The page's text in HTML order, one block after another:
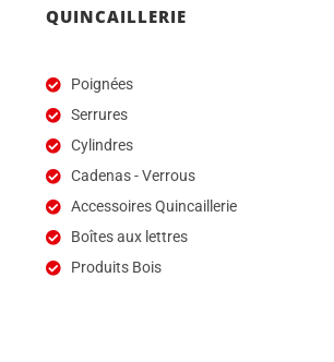
QUINCAILLERIE
Poignées
Serrures
Cylindres
Cadenas - Verrous
Accessoires Quincaillerie
Boîtes aux lettres
Produits Bois